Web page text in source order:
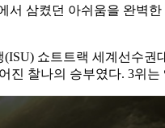
삼켰던 아쉬움을 완벽
쇼트트랙 세계선수권
찰나의 승부였다. 3위